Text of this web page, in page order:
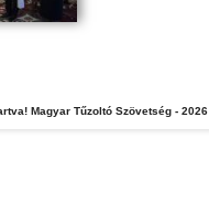
Magyar Tűzoltó Szövetség - 2026